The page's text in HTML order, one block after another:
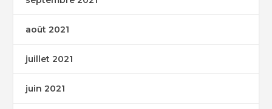
août 2021
juillet 2021
juin 2021